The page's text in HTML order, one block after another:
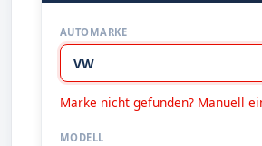
AUTOMARKE
Marke nicht gefunden? Manuell
MODELL